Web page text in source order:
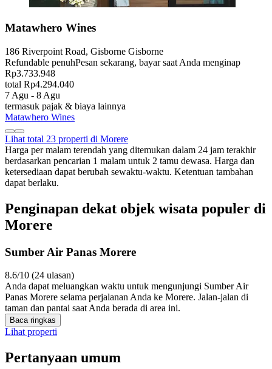
Matawhero Wines
186 Riverpoint Road, Gisborne Gisborne
Refundable penuhPesan sekarang, bayar saat Anda menginap
Rp3.733.948
total Rp4.294.040
7 Agu - 8 Agu
termasuk pajak & biaya lainnya
Matawhero Wines
Lihat total 23 properti di Morere
Harga per malam terendah yang ditemukan dalam 24 jam terakhir
berdasarkan pencarian 1 malam untuk 2 tamu dewasa. Harga dan
ketersediaan dapat berubah sewaktu-waktu. Ketentuan tambahan
dapat berlaku.
Penginapan dekat objek wisata populer di
Morere
Sumber Air Panas Morere
8.6/10 (24 ulasan)
Anda dapat meluangkan waktu untuk mengunjungi Sumber Air
Panas Morere selama perjalanan Anda ke Morere. Jalan-jalan di
taman dan pantai saat Anda berada di area ini.
Baca ringkas
Lihat properti
Pertanyaan umum